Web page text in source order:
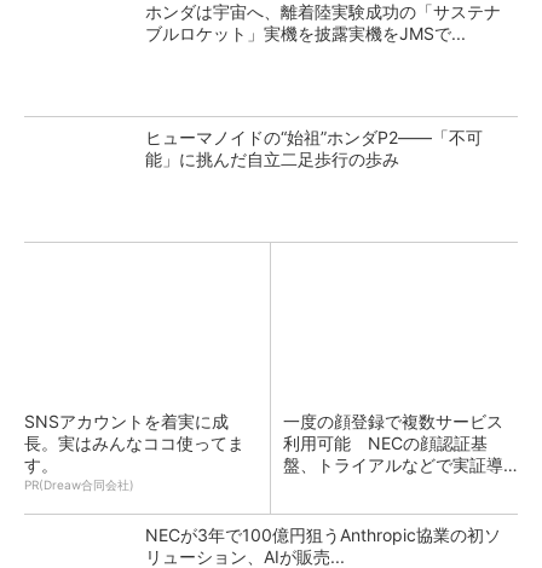
ホンダは宇宙へ、離着陸実験成功の「サステナ
ブルロケット」実機を披露実機をJMSで...
ヒューマノイドの“始祖”ホンダP2――「不可
能」に挑んだ自立二足歩行の歩み
SNSアカウントを着実に成
長。実はみんなココ使ってま
す。
PR(Dreaw合同会社)
一度の顔登録で複数サービス
利用可能 NECの顔認証基
盤、トライアルなどで実証導
NECが3年で100億円狙うAnthropic協業の初ソ
リューション、AIが販売...